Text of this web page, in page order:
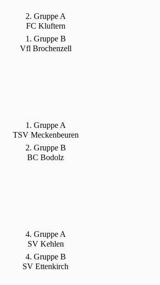
2. Gruppe A
FC Kluftern
1. Gruppe B
Vfl Brochenzell
1. Gruppe A
TSV Meckenbeuren
2. Gruppe B
BC Bodolz
4. Gruppe A
SV Kehlen
4. Gruppe B
SV Ettenkirch